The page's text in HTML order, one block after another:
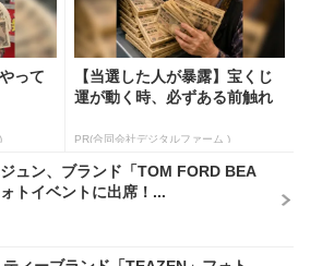
って
【当選した人が暴露】宝くじ
運が動く時、必ずある前触れ
PR(合同会社デジタルファーム )
ュン、ブランド「TOM FORD BEA
トイベントに出席！...